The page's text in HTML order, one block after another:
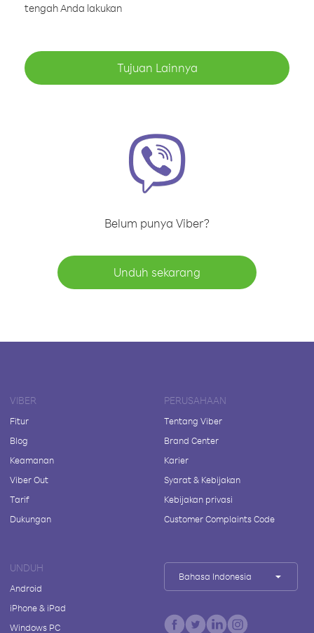
tengah Anda lakukan
Tujuan Lainnya
Belum punya Viber?
Unduh sekarang
VIBER
Fitur
Blog
Keamanan
Viber Out
Tarif
Dukungan
PERUSAHAAN
Tentang Viber
Brand Center
Karier
Syarat & Kebijakan
Kebijakan privasi
Customer Complaints Code
UNDUH
Android
iPhone & iPad
Windows PC
Bahasa Indonesia